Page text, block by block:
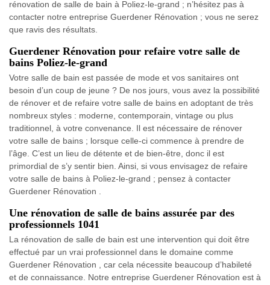
rénovation de salle de bain à Poliez-le-grand ; n’hésitez pas à
contacter notre entreprise Guerdener Rénovation ; vous ne serez
que ravis des résultats.
Guerdener Rénovation pour refaire votre salle de
bains Poliez-le-grand
Votre salle de bain est passée de mode et vos sanitaires ont
besoin d’un coup de jeune ? De nos jours, vous avez la possibilité
de rénover et de refaire votre salle de bains en adoptant de très
nombreux styles : moderne, contemporain, vintage ou plus
traditionnel, à votre convenance. Il est nécessaire de rénover
votre salle de bains ; lorsque celle-ci commence à prendre de
l’âge. C’est un lieu de détente et de bien-être, donc il est
primordial de s’y sentir bien. Ainsi, si vous envisagez de refaire
votre salle de bains à Poliez-le-grand ; pensez à contacter
Guerdener Rénovation .
Une rénovation de salle de bains assurée par des
professionnels 1041
La rénovation de salle de bain est une intervention qui doit être
effectué par un vrai professionnel dans le domaine comme
Guerdener Rénovation , car cela nécessite beaucoup d’habileté
et de connaissance. Notre entreprise Guerdener Rénovation est à